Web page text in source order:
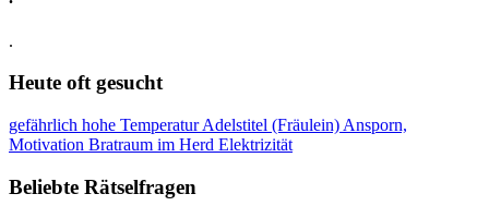
.
Heute oft gesucht
gefährlich hohe TemperaturAdelstitel (Fräulein) Ansporn,
Motivation Bratraum im Herd Elektrizität
Beliebte Rätselfragen